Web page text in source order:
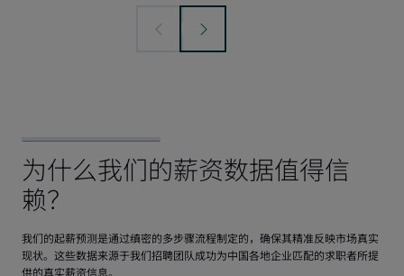
我们的起薪预测是通过缜密的多步骤流程制定的，确保其精准反映市场真实
现状。这些数据来源于我们招聘团队成功为中国各地企业匹配的求职者所提
供的真实薪资信息。